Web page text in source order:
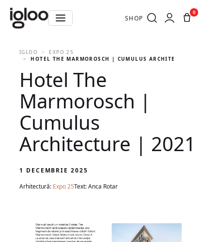
SHOP
0
IGLOO
EXPO 25
HOTEL THE MARMOROSCH | CUMULUS ARCHITECTURE | 2021
Hotel The
Marmorosch |
Cumulus
Architecture | 2021
1 DECEMBRIE 2025
Arhitectură: Expo 25Text: Anca Rotar